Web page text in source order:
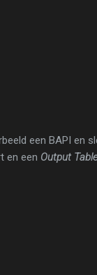
een BAPI en
en een Output